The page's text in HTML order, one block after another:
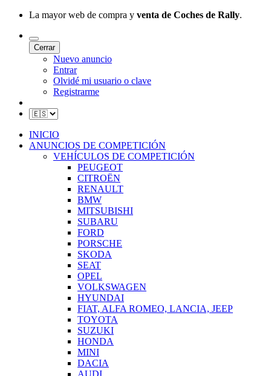
La mayor web de compra y venta de Coches de Rally.
Cerrar
Nuevo anuncio
Entrar
Olvidé mi usuario o clave
Registrarme
INICIO
ANUNCIOS DE COMPETICIÓN
VEHÍCULOS DE COMPETICIÓN
PEUGEOT
CITROËN
RENAULT
BMW
MITSUBISHI
SUBARU
FORD
PORSCHE
SKODA
SEAT
OPEL
VOLKSWAGEN
HYUNDAI
FIAT, ALFA ROMEO, LANCIA, JEEP
TOYOTA
SUZUKI
HONDA
MINI
DACIA
AUDI